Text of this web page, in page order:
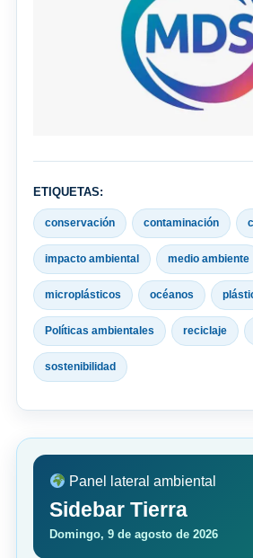
ETIQUETAS:
conservación contaminación
impacto ambiental medio ambiente
microplásticos océanos
Políticas ambientales reciclaje
sostenibilidad
Panel lateral ambiental
Sidebar Tierra
Domingo, 9 de agosto de 2026